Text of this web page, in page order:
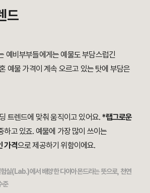
드
예비부부들에게는 예물도 부담스럽긴
예물 가격이 계속 오르고 있는 탓에 부담은
트렌드에 맞춰 움직이고 있어요. *랩그로운
하고 있죠. 예물에 가장 많이 쓰이는
가격으로 제공하기 위함이에요.
실(Lab.)에서 배양한 다이아몬드라는 뜻으로, 천연
준